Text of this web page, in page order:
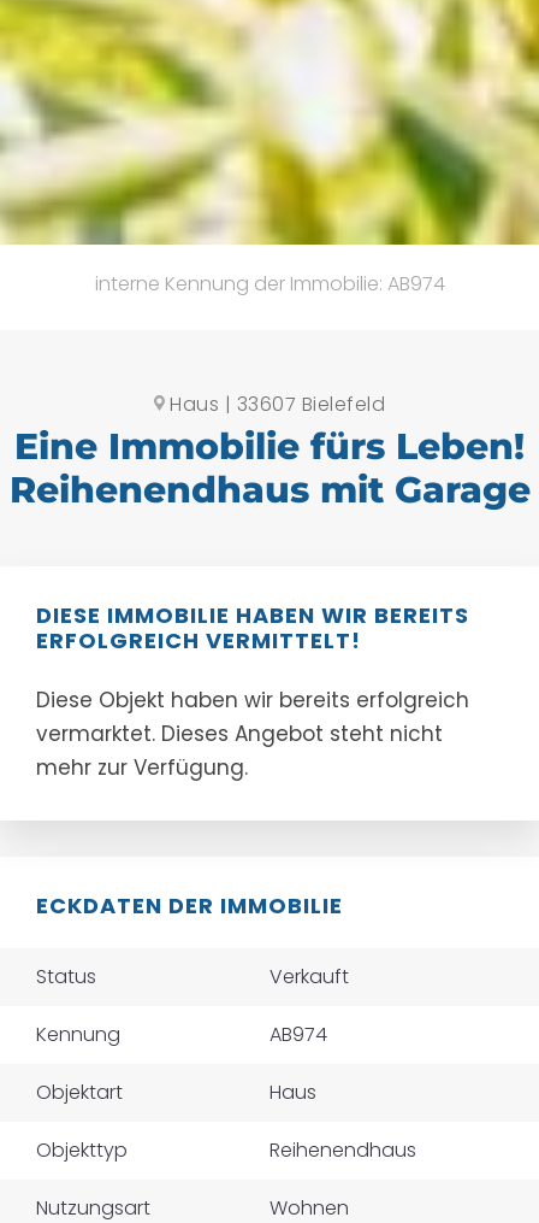
interne Kennung der Immobilie: AB974
Eine Immobilie fürs Leben!
Reihenendhaus mit Garage
Haus | 33607 Bielefeld
DIESE IMMOBILIE HABEN WIR BEREITS
ERFOLGREICH VERMITTELT!
Diese Objekt haben wir bereits erfolgreich
vermarktet. Dieses Angebot steht nicht
mehr zur Verfügung.
ECKDATEN DER IMMOBILIE
Status Verkauft
Kennung AB974
Objektart Haus
Objekttyp Reihenendhaus
Nutzungsart Wohnen